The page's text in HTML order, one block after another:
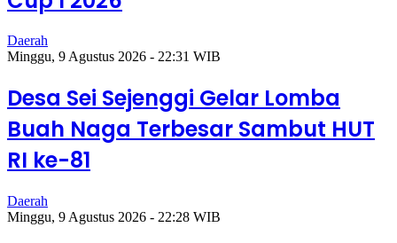
Daerah
Minggu, 9 Agustus 2026 - 22:31 WIB
Desa Sei Sejenggi Gelar Lomba
Buah Naga Terbesar Sambut HUT
RI ke-81
Daerah
Minggu, 9 Agustus 2026 - 22:28 WIB